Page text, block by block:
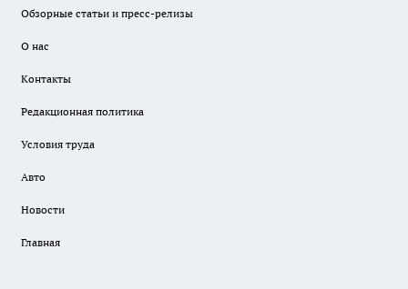
Обзорные статьи и пресс-релизы
О нас
Контакты
Редакционная политика
Условия труда
Авто
Новости
Главная